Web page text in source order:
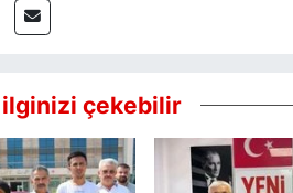
ilginizi çekebilir